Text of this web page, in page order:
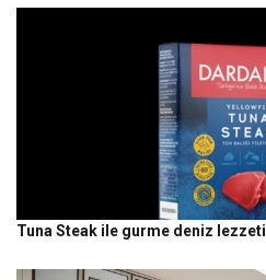
Tuna Steak ile gurme deniz lezzeti